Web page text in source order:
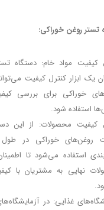
تستر روغن خوراکی:
کیفیت مواد خام: دستگاه
یک ابزار کنترل کیفیت
خوراکی برای بررسی
استفاده شود.
کیفیت محصولات: از این
روغن‌های خوراکی در طول
استفاده می‌شود تا
نهایی به مشتریان با
غذایی: در